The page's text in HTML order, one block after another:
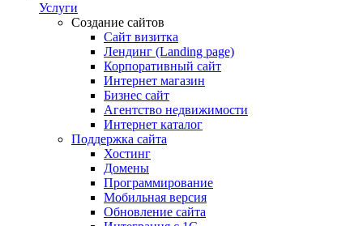
Услуги
Создание сайтов
Сайт визитка
Лендинг (Landing page)
Корпоративный сайт
Интернет магазин
Бизнес сайт
Агентство недвижимости
Интернет каталог
Поддержка сайта
Хостинг
Домены
Программирование
Мобильная версия
Обновление сайта